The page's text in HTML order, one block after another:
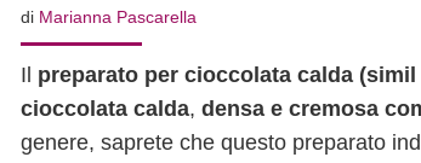
di Marianna Pascarella
Il preparato per cioccolata calda (simil
cioccolata calda, densa e cremosa
genere, saprete che questo preparato